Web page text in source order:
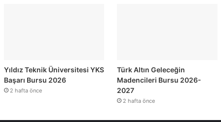
Yıldız Teknik Üniversitesi YKS
Başarı Bursu 2026
2 hafta önce
Türk Altın Geleceğin
Madencileri Bursu 2026-
2027
2 hafta önce